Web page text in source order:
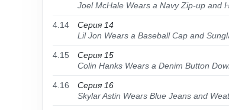
Joel McHale Wears a Navy Zip-up and
4.14
Серия 14
Lil Jon Wears a Baseball Cap and
4.15
Серия 15
Colin Hanks Wears a Denim Button
4.16
Серия 16
Skylar Astin Wears Blue Jeans and